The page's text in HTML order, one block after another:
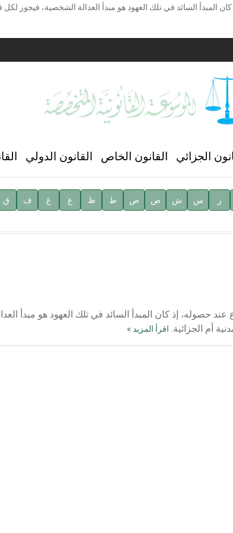
المبدأ السائد في تلك العهود هو مبدأ العدالة الشخصية، فيجوز
العربية
الجزائي القانون الخاص القانون الدولي
ز س ش ص ض ط ظ ع غ ف ق
حصوله، إذ كان المبدأ السائد في تلك العهود هو مبدأ
أم الجزائية. اقرأ المزيد »